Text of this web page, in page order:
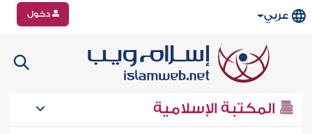
عربي دخول
المكتبة الإسلامية